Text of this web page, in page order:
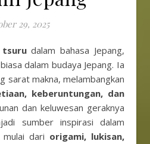
29, 2025
tsurudalam bahasa Jepang,
dalam budaya Jepang. Ia
sarat makna, melambangkan
keberuntungan, dan
dan keluwesan geraknya
sumber inspirasi dalam
dari origami, lukisan,